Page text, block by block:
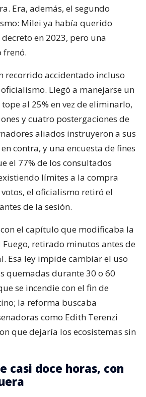
Era, además, el segundo
Milei ya había querido
en 2023, pero una
frenó.
recorrido accidentado incluso
Llegó a manejarse un
al 25% en vez de eliminarlo,
y cuatro postergaciones de
aliados instruyeron a sus
contra, y una encuesta de fines
el 77% de los consultados
límites a la compra
el oficialismo retiró el
de la sesión.
el capítulo que modificaba la
Fuego, retirado minutos antes de
Esa ley impide cambiar el uso
quemadas durante 30 o 60
se incendie con el fin de
la reforma buscaba
como Edith Terenzi
que dejaría los ecosistemas sin
casi doce horas, con